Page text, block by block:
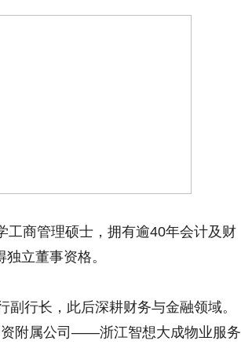
工商管理硕士，拥有逾40年会计及财
立董事资格。
行长，此后深耕财务与金融领域。
附属公司——浙江智想大成物业服务